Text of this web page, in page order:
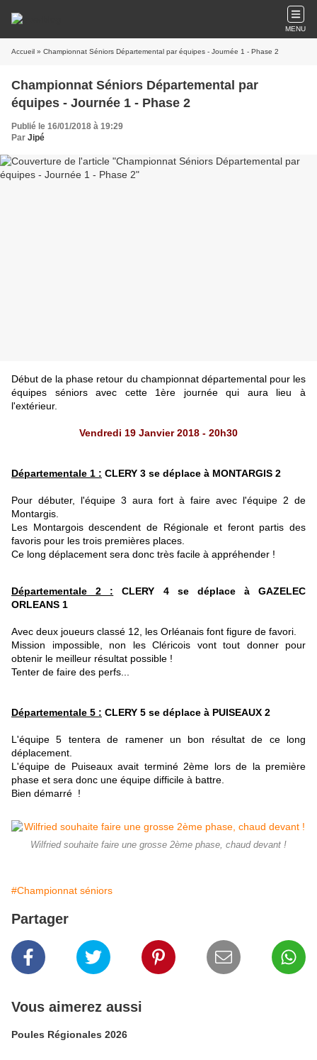
MENU
Accueil » Championnat Séniors Départemental par équipes - Journée 1 - Phase 2
Championnat Séniors Départemental par
équipes - Journée 1 - Phase 2
Publié le 16/01/2018 à 19:29
Par Jipé
Début de la phase retour du championnat départemental pour les
équipes séniors avec cette 1ère journée qui aura lieu à
l'extérieur.
Vendredi 19 Janvier 2018 - 20h30
Départementale 1 : CLERY 3 se déplace à MONTARGIS 2
Pour débuter, l'équipe 3 aura fort à faire avec l'équipe 2 de
Montargis.
Les Montargois descendent de Régionale et feront partis des
favoris pour les trois premières places.
Ce long déplacement sera donc très facile à appréhender !
Départementale 2 : CLERY 4 se déplace à GAZELEC
ORLEANS 1
Avec deux joueurs classé 12, les Orléanais font figure de favori.
Mission impossible, non les Cléricois vont tout donner pour
obtenir le meilleur résultat possible !
Tenter de faire des perfs...
Départementale 5 : CLERY 5 se déplace à PUISEAUX 2
L'équipe 5 tentera de ramener un bon résultat de ce long
déplacement.
L'équipe de Puiseaux avait terminé 2ème lors de la première
phase et sera donc une équipe difficile à battre.
Bien démarré !
Wilfried souhaite faire une grosse 2ème phase, chaud devant !
#Championnat séniors
Partager
Vous aimerez aussi
Poules Régionales 2026